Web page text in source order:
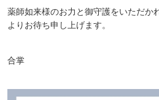
薬師如来様のお力と御守護をいただか
よりお待ち申し上げます。
合掌